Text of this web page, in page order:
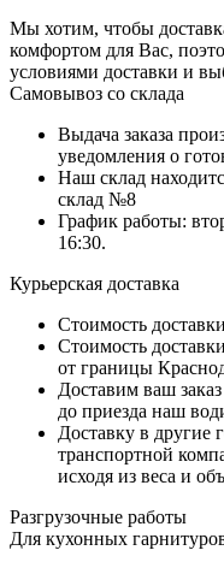
Мы хотим, чтобы
комфортом для Вас,
условиями доставки и
Самовывоз со склада
Выдача заказа
уведомления о
Наш склад
склад №8
График работы:
16:30.
Курьерская доставка
Стоимость
Стоимость
от границы
Доставим ваш
до приезда наш
Доставку в другие
транспортной
исходя из веса и
Разгрузочные работы
Для кухонных